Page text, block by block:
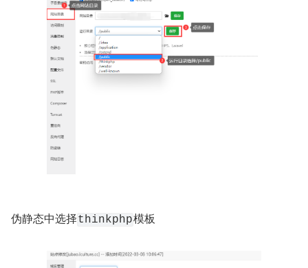
伪静态中选择thinkphp模板